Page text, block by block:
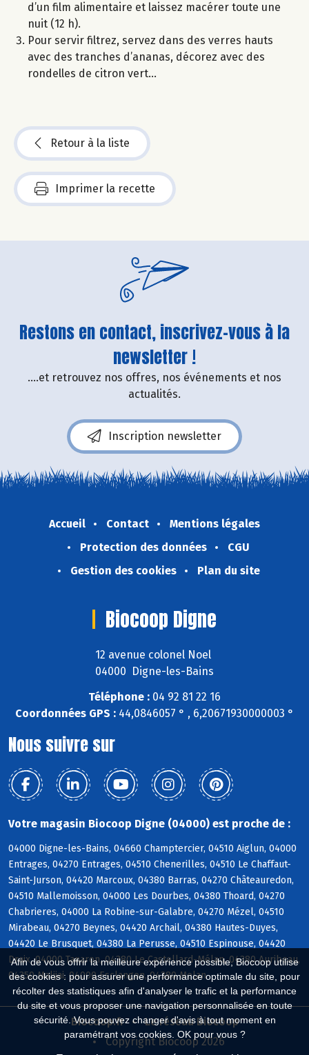
Afin de vous offrir la meilleure expérience possible, Biocoop utilise
des cookies : pour assurer une performance optimale du site, pour
récolter des statistiques afin d'analyser le trafic et la performance
du site et vous proposer une navigation personnalisée en toute
sécurité. Vous pouvez changer d'avis à tout moment en
paramétrant vos cookies. OK pour vous ?
d’un film alimentaire et laissez macérer toute une
nuit (12 h).
Pour servir filtrez, servez dans des verres hauts
avec des tranches d’ananas, décorez avec des
rondelles de citron vert…
Retour à la liste
Imprimer la recette
Restons en contact, inscrivez-vous à la
newsletter !
....et retrouvez nos offres, nos événements et nos
actualités.
Inscription newsletter
Accueil Contact
Mentions légales
Protection des données
CGU
Gestion des cookies
Plan du site
Biocoop Digne
12 avenue colonel Noel
04000 Digne-les-Bains
Téléphone : 04 92 81 22 16
Coordonnées GPS : 44,0846057 ° , 6,20671930000003 °
Nous suivre sur
Votre magasin Biocoop Digne (04000) est proche de :
04000 Digne-les-Bains, 04660 Champtercier, 04510 Aiglun, 04000
Entrages, 04270 Entrages, 04510 Chenerilles, 04510 Le Chaffaut-
Saint-Jurson, 04420 Marcoux, 04380 Barras, 04270 Châteauredon,
04510 Mallemoisson, 04000 Les Dourbes, 04380 Thoard, 04270
Chabrieres, 04000 La Robine-sur-Galabre, 04270 Mézel, 04510
Mirabeau, 04270 Beynes, 04420 Archail, 04380 Hautes-Duyes,
04420 Le Brusquet, 04380 La Perusse, 04510 Espinouse, 04420
Draix, 04000 Tanaron, 04380 Le Castellard-Mélan, 04380 Auribeau,
04350 Malijai, 04000 Esclangon, 04380 Melan
Biocoop.fr
Le réseau Biocoop
Copyright Biocoop 2026